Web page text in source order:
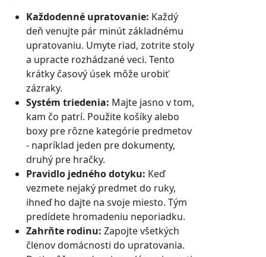
Každodenné upratovanie: Každý
deň venujte pár minút základnému
upratovaniu. Umyte riad, zotrite stoly
a upracte rozhádzané veci. Tento
krátky časový úsek môže urobiť
zázraky.
Systém triedenia: Majte jasno v tom,
kam čo patrí. Použite košíky alebo
boxy pre rôzne kategórie predmetov
- napríklad jeden pre dokumenty,
druhý pre hračky.
Pravidlo jedného dotyku: Keď
vezmete nejaký predmet do ruky,
ihneď ho dajte na svoje miesto. Tým
predídete hromadeniu neporiadku.
Zahrňte rodinu: Zapojte všetkých
členov domácnosti do upratovania.